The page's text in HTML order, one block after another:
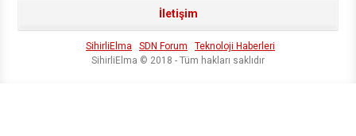
İletişim
SihirliElma SDN Forum
Teknoloji Haberleri
SihirliElma © 2018 - Tüm hakları saklıdır